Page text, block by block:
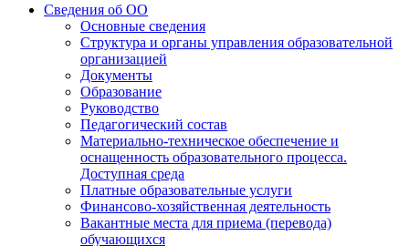
Сведения об ОО
Основные сведения
Структура и органы управления образовательной
организацией
Документы
Образование
Руководство
Педагогический состав
Материально-техническое обеспечение и
оснащенность образовательного процесса.
Доступная среда
Платные образовательные услуги
Финансово-хозяйственная деятельность
Вакантные места для приема (перевода)
обучающихся